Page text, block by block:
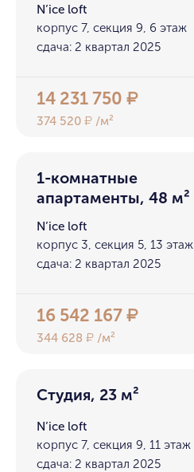
N’ice loft
корпус 7, секция 9, 6 этаж
сдача: 2 квартал 2025
14 231 750₽
374 520₽ /м²
1-комнатные
апартаменты, 48 м²
N’ice loft
корпус 3, секция 5, 13 этаж
сдача: 2 квартал 2025
16 542 167₽
344 628₽ /м²
Студия, 23 м²
N’ice loft
корпус 7, секция 9, 11 этаж
сдача: 2 квартал 2025